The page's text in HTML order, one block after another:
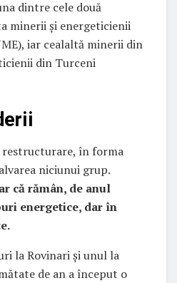
dintre cele două
minerii și energeticienii
iar cealaltă minerii din
din Turceni
restructurare, în forma
niciunui grup.
că rămân, de anul
energetice, dar în
la Rovinari și unul la
de an a început o